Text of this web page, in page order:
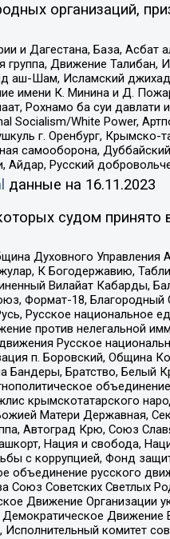
организаций,
и Дагестана, База, Асбат
Движение Талибан,
аш-Шам, Исламский
имени К. Минина и Д.
Рохнамо ба суи давлати
White Power,
г. Оренбург, Крымско-
самооборона,
Русский
данные на 16.11.2023
судом принято
Духовного Управления
К Богодержавию,
Вилайат Кабарды,
Формат-18,
Русское национальное
против нелегальной
Русское
п. Боровский, Община
Братство, Белый
крымскотатарского
Матери Державная,
Автоград Крю, Союз
Нация и свобода,
с коррупцией, Фонд
объединение русского
Советских Светлых
Движение Организации
Движение
комитет